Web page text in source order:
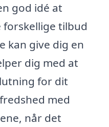
god idé at
tilbud
kan give dig en
dig med at
for dit
med
når det